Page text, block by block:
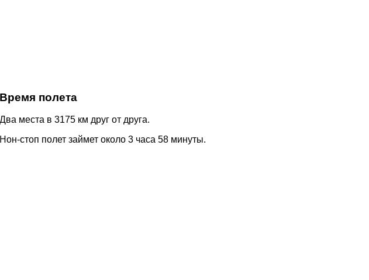
Время полета
Два места в 3175 км друг от друга.
Нон-стоп полет займет около 3 часа 58 минуты.